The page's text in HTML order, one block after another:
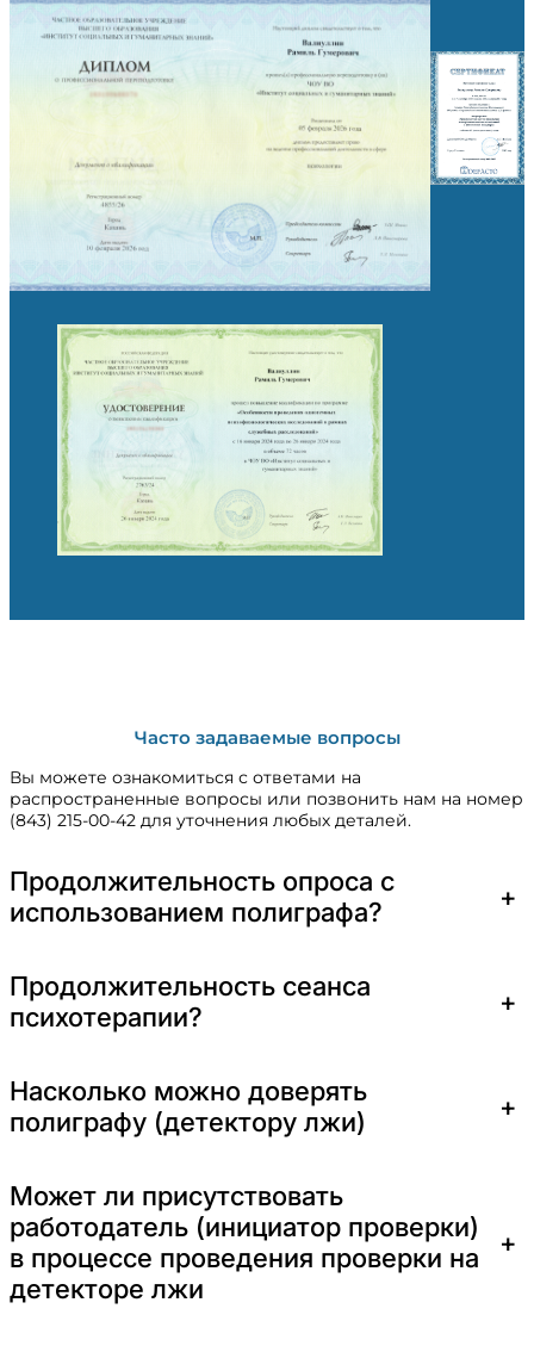
Часто задаваемые вопросы
Вы можете ознакомиться с ответами на
распространенные вопросы или позвонить нам на номер
(843) 215-00-42 для уточнения любых деталей.
Продолжительность опроса с
использованием полиграфа?
+
Продолжительность сеанса
психотерапии?
+
Насколько можно доверять
полиграфу (детектору лжи)
+
Может ли присутствовать
работодатель (инициатор проверки)
в процессе проведения проверки на
детекторе лжи
+